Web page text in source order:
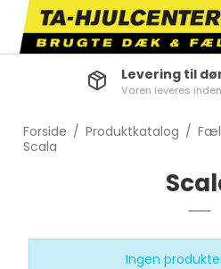
Levering til
Varen leveres
Forside / Produktkatalog /
Scala
Ingen